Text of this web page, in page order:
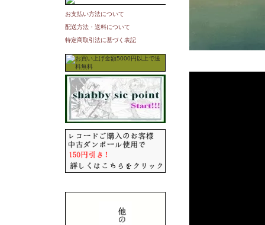
お支払い方法について
配送方法・送料について
特定商取引法に基づく表記